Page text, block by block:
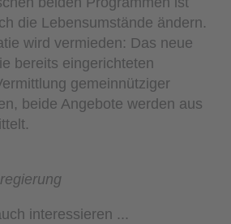
die Lebensumstände ändern.
wird vermieden: Das neue
bereits eingerichteten
gemeinnütziger
beide Angebote werden aus
interessieren ...